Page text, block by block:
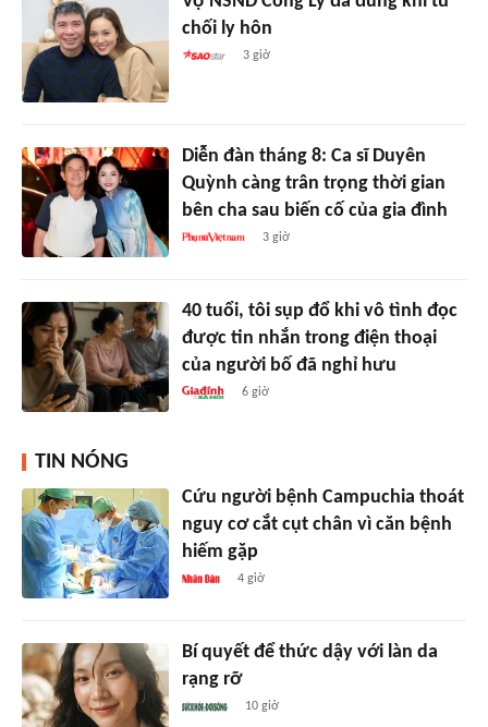
chối ly hôn
3 giờ
Diễn đàn tháng 8: Ca sĩ Duyên
Quỳnh càng trân trọng thời gian
bên cha sau biến cố của gia đình
3 giờ
40 tuổi, tôi sụp đổ khi vô tình đọc
được tin nhắn trong điện thoại
của người bố đã nghỉ hưu
6 giờ
TIN NÓNG
Cứu người bệnh Campuchia thoát
nguy cơ cắt cụt chân vì căn bệnh
hiếm gặp
4 giờ
Bí quyết để thức dậy với làn da
rạng rỡ
10 giờ